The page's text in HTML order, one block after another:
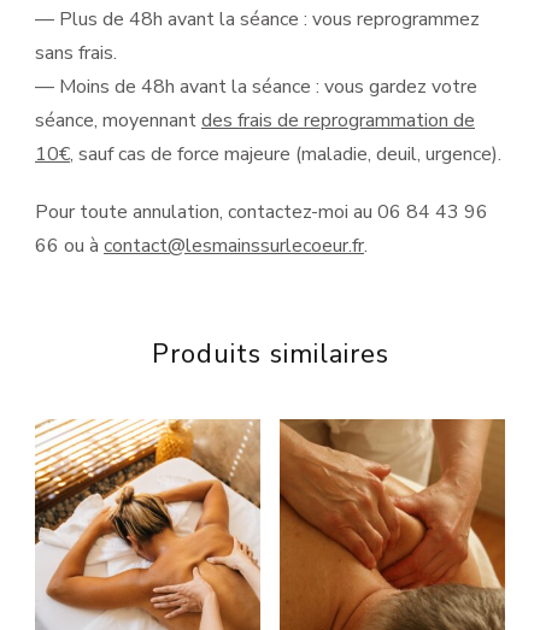
— Plus de 48h avant la séance : vous reprogrammez
sans frais.
— Moins de 48h avant la séance : vous gardez votre
séance, moyennantdes frais de reprogrammation de
10€, sauf cas de force majeure (maladie, deuil, urgence).
Pour toute annulation, contactez-moi au 06 84 43 96
66 ou à contact@lesmainssurlecoeur.fr.
Produits similaires